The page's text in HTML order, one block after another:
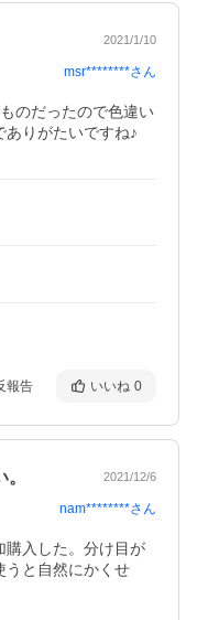
2021/1/10
msr********さん
のだったので色違い
りがたいですね♪
報告 いいね 0
2021/12/6
nam********さん
購入した。分け目が
うと自然にかくせ